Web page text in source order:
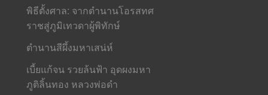
พิธีตั้งศาล: จากตำนานโอรสทศ
ราชสู่ภูมิเทวดาผู้พิทักษ์
ตำนานสีผึ้งมหาเสน่ห์
เบี้ยแก้จน รวยล้นฟ้า อุดผงมหา
ภูติลิ้นทอง หลวงพ่อดำ